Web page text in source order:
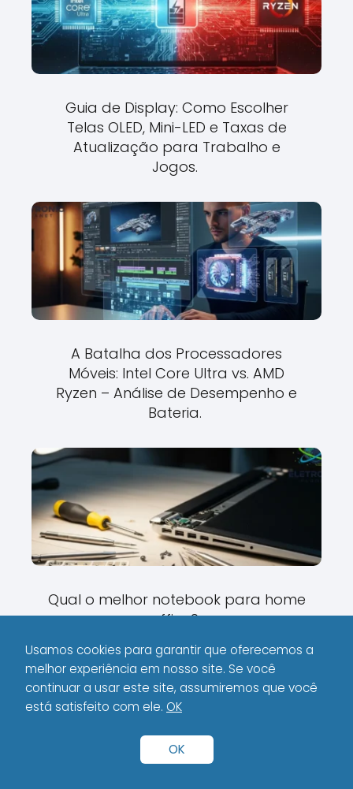
Guia de Display: Como Escolher
Telas OLED, Mini-LED e Taxas de
Atualização para Trabalho e
Jogos.
A Batalha dos Processadores
Móveis: Intel Core Ultra vs. AMD
Ryzen – Análise de Desempenho e
Bateria.
Qual o melhor notebook para home
office?
Usamos cookies para garantir que oferecemos a
melhor experiência em nosso site. Se você
continuar a usar este site, assumiremos que você
está satisfeito com ele. OK
OK